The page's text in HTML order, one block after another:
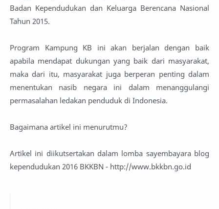
Badan Kependudukan dan Keluarga Berencana Nasional
Tahun 2015.
Program Kampung KB ini akan berjalan dengan baik
apabila mendapat dukungan yang baik dari masyarakat,
maka dari itu, masyarakat juga berperan penting dalam
menentukan nasib negara ini dalam menanggulangi
permasalahan ledakan penduduk di Indonesia.
Bagaimana artikel ini menurutmu?
Artikel ini diikutsertakan dalam lomba sayembayara blog
kependudukan 2016 BKKBN - http://www.bkkbn.go.id